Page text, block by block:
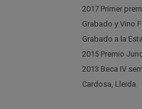
2017 Primer
Grabado y Vino
Grabado a la
2015 Premio
2013 Beca IV
Cardosa, Lleida.